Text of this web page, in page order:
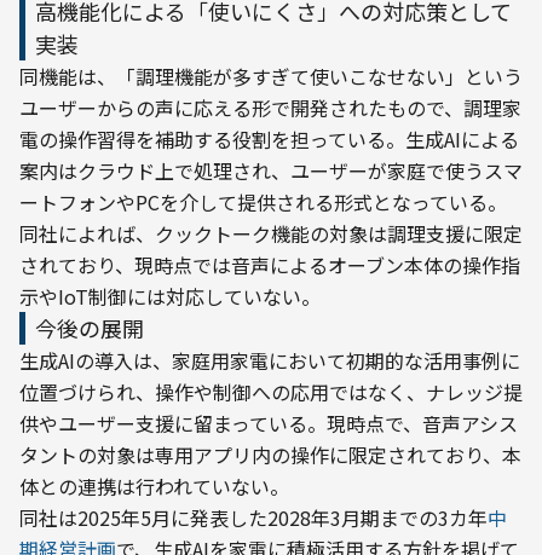
高機能化による「使いにくさ」への対応策として
実装
同機能は、「調理機能が多すぎて使いこなせない」という
ユーザーからの声に応える形で開発されたもので、調理家
電の操作習得を補助する役割を担っている。生成AIによる
案内はクラウド上で処理され、ユーザーが家庭で使うスマ
ートフォンやPCを介して提供される形式となっている。
同社によれば、クックトーク機能の対象は調理支援に限定
されており、現時点では音声によるオーブン本体の操作指
示やIoT制御には対応していない。
今後の展開
生成AIの導入は、家庭用家電において初期的な活用事例に
位置づけられ、操作や制御への応用ではなく、ナレッジ提
供やユーザー支援に留まっている。現時点で、音声アシス
タントの対象は専用アプリ内の操作に限定されており、本
体との連携は行われていない。
同社は2025年5月に発表した2028年3月期までの3カ年中